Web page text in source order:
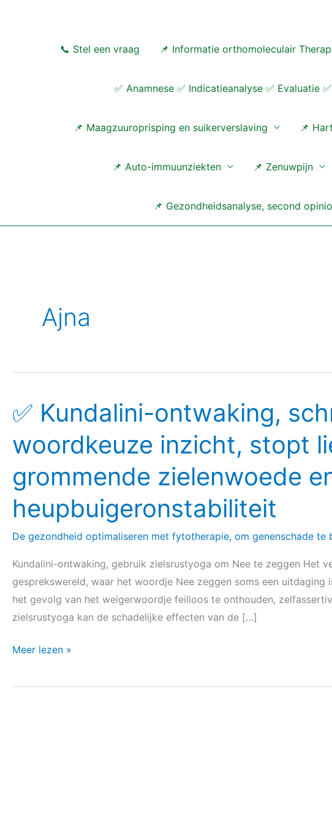
📞 Stel een vraag 📌 Informatie orthomoleculair
✅ Anamnese ✅ Indicatieanalyse ✅ Evaluatie
📌 Maagzuuroprisping en suikerverslaving 📌
📌 Auto-immuunziekten 📌 Zenuwpijn
📌 Gezondheidsanalyse, second
Ajna
✅ Kundalini-ontwaking,
woordkeuze inzicht, stopt
grommende zielenwoede
heupbuigeronstabiliteit
De gezondheid optimaliseren met fytotherapie, om genenschade te
Kundalini-ontwaking, gebruik zielsrustyoga om Nee te zeggen Het
gesprekswereld, waar het woordje Nee zeggen soms een
het gevolg van het weigerwoordje feilloos te onthouden,
zielsrustyoga kan de schadelijke effecten van de […]
Kundalini-
ontwaking,
en
woordkeuze
inzicht,
stopt
grommende
zielenwoede
en
heupbuigeronstabiliteit
Meer lezen »